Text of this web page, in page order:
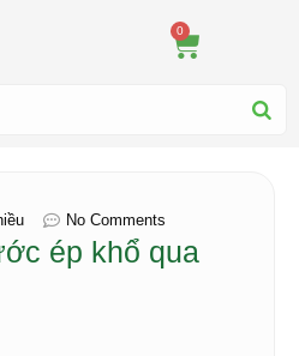
0
No Comments
ép khổ qua